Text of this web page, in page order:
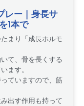
レー｜身長サ
1本で
まり「成長ホルモ
て、骨を長くする
ます。
ていますので、筋
出す作用も持って